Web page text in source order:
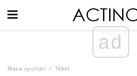
ad
Masa oyunları Tekel